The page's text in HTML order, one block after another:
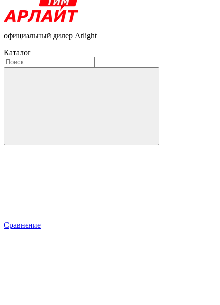
официальный дилер Arlight
Каталог
Сравнение